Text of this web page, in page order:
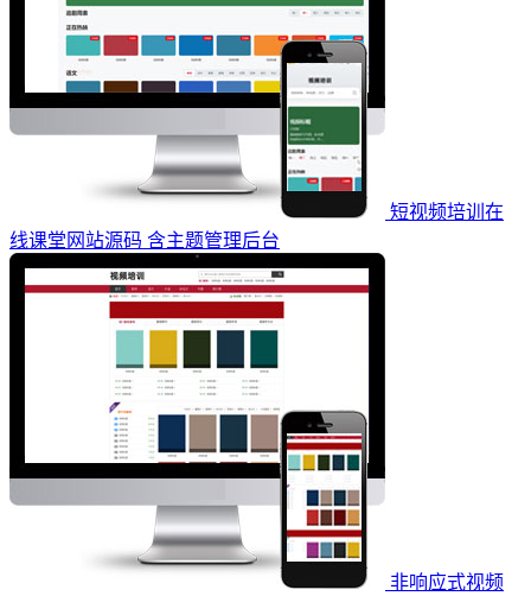
短视频培训在
线课堂网站源码 含主题管理后台
非响应式视频